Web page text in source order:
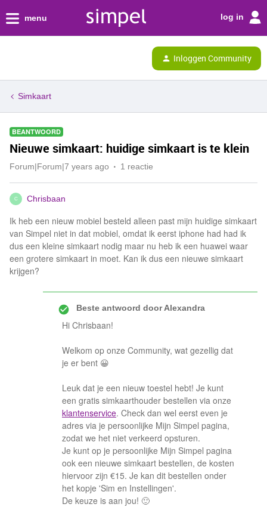
menu log in
Inloggen Community
Simkaart
BEANTWOORD
Nieuwe simkaart: huidige simkaart is te klein
Forum|Forum|7 years ago 1 reactie
C Chrisbaan
Ik heb een nieuw mobiel besteld alleen past mijn huidige simkaart
van Simpel niet in dat mobiel, omdat ik eerst iphone had had ik
dus een kleine simkaart nodig maar nu heb ik een huawei waar
een grotere simkaart in moet. Kan ik dus een nieuwe simkaart
krijgen?
Beste antwoord doorAlexandra
Hi Chrisbaan!
Welkom op onze Community, wat gezellig dat
je er bent 😀
Leuk dat je een nieuw toestel hebt! Je kunt
een gratis simkaarthouder bestellen via onze
klantenservice. Check dan wel eerst even je
adres via je persoonlijke Mijn Simpel pagina,
zodat we het niet verkeerd opsturen.
Je kunt op je persoonlijke Mijn Simpel pagina
ook een nieuwe simkaart bestellen, de kosten
hiervoor zijn €15. Je kan dit bestellen onder
het kopje 'Sim en Instellingen'.
De keuze is aan jou! 🙂